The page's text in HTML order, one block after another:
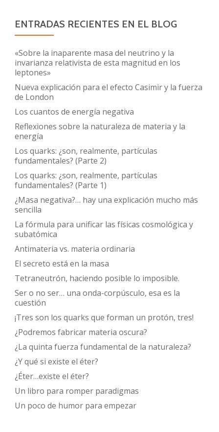
ENTRADAS RECIENTES EN EL BLOG
«Sobre la inaparente masa del neutrino y la
invarianza relativista de esta magnitud en los
leptones»
Nueva explicación para el efecto Casimir y la fuerza
de London
Los cuantos de energía negativa
Reflexiones sobre la naturaleza de materia y la
energía
Los quarks: ¿son, realmente, partículas
fundamentales? (Parte 2)
Los quarks: ¿son, realmente, partículas
fundamentales? (Parte 1)
¿Masa negativa?… hay una explicación mucho más
sencilla
La fórmula para unificar las físicas cosmológica y
subatómica
Antimateria vs. materia ordinaria
El secreto está en la masa
Tetraneutrón, haciendo posible lo imposible.
Ser o no ser… una onda-corpúsculo, esa es la
cuestión
¡Tres son los quarks que forman un protón, tres!
¿Podremos fabricar materia oscura?
¿La quinta fuerza fundamental de la naturaleza?
¿Y qué si existe el éter?
¿Éter…existe el éter?
Un libro para romper paradigmas
Un poco de humor para empezar